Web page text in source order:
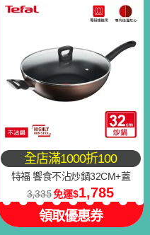
全店滿1000折100
特福 饗食不沾炒鍋32CM+蓋
3,335免運 1,785
領取優惠券